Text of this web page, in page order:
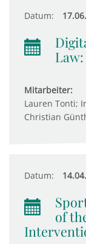
Datum:
Mitarbeiter:
Lauren Tonti;
Christian
Datum:
of